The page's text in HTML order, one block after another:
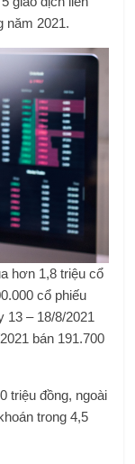
năm 2021.
hơn 1,8 triệu cổ
cổ phiếu
13 – 18/8/2021
bán 191.700
triệu đồng, ngoài
trong 4,5